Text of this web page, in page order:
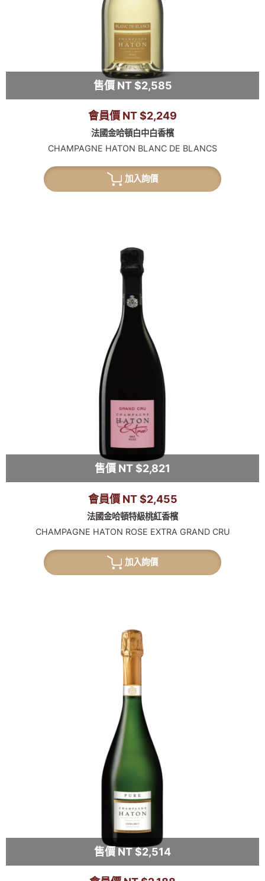
售價 NT $2,585
會員價 NT $2,249
法國金哈頓白中白香檳
CHAMPAGNE HATON BLANC DE BLANCS
加入詢價
售價 NT $2,821
會員價 NT $2,455
法國金哈頓特級桃紅香檳
CHAMPAGNE HATON ROSE EXTRA GRAND CRU
加入詢價
售價 NT $2,514